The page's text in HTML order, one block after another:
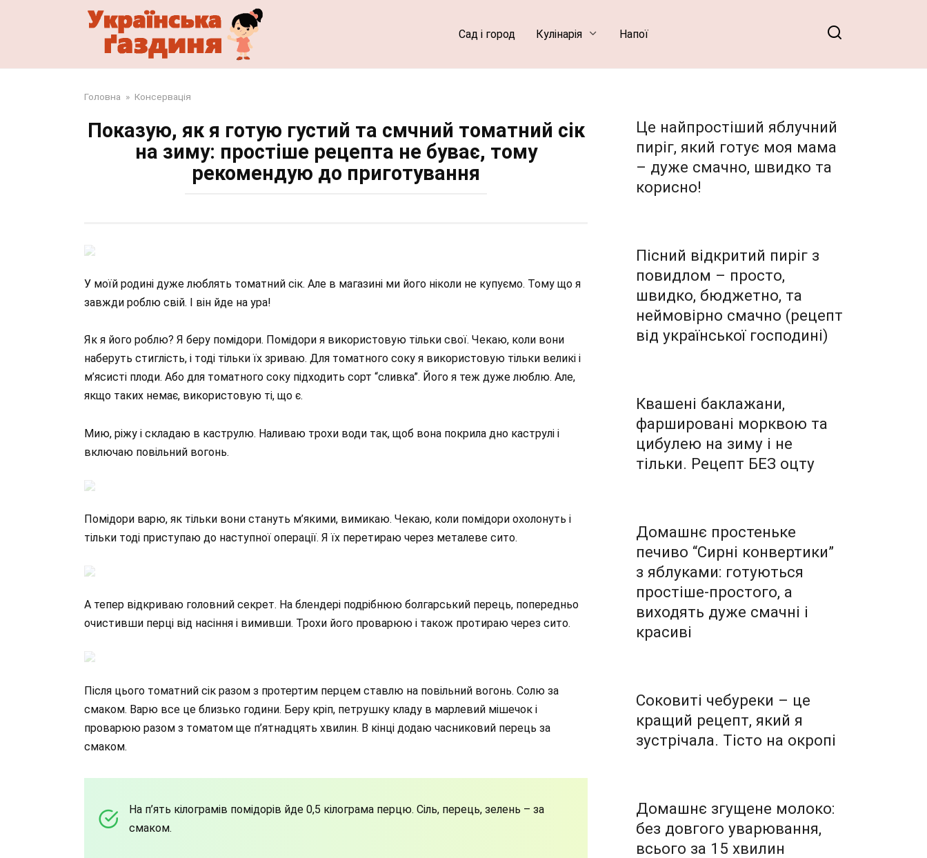
Сад і город Кулінарія Напої
Головна » Консервація
Показую, як я готую густий та смчний томатний сік
на зиму: простіше рецепта не буває, тому
рекомендую до приготування
У моїй родині дуже люблять томатний сік. Але в магазині ми його ніколи не купуємо. Тому що я
завжди роблю свій. І він йде на ура!
Як я його роблю? Я беру помідори. Помідори я використовую тільки свої. Чекаю, коли вони
наберуть стиглість, і тоді тільки їх зриваю. Для томатного соку я використовую тільки великі і
м’ясисті плоди. Або для томатного соку підходить сорт “сливка”. Його я теж дуже люблю. Але,
якщо таких немає, використовую ті, що є.
Мию, ріжу і складаю в каструлю. Наливаю трохи води так, щоб вона покрила дно каструлі і
включаю повільний вогонь.
Помідори варю, як тільки вони стануть м’якими, вимикаю. Чекаю, коли помідори охолонуть і
тільки тоді приступаю до наступної операції. Я їх перетираю через металеве сито.
А тепер відкриваю головний секрет. На блендері подрібнюю болгарський перець, попередньо
очистивши перці від насіння і вимивши. Трохи його проварюю і також протираю через сито.
Після цього томатний сік разом з протертим перцем ставлю на повільний вогонь. Солю за
смаком. Варю все це близько години. Беру кріп, петрушку кладу в марлевий мішечок і
проварюю разом з томатом ще п’ятнадцять хвилин. В кінці додаю часниковий перець за
смаком.
На п’ять кілограмів помідорів йде 0,5 кілограма перцю. Сіль, перець, зелень – за
смаком.
Це найпростіший яблучний
пиріг, який готує моя мама
– дуже смачно, швидко та
корисно!
Пісний відкритий пиріг з
повидлом – просто,
швидко, бюджетно, та
неймовірно смачно (рецепт
від української господині)
Квашені баклажани,
фаршировані морквою та
цибулею на зиму і не
тільки. Рецепт БЕЗ оцту
Домашнє простеньке
печиво “Сирні конвертики”
з яблуками: готуються
простіше-простого, а
виходять дуже смачні і
красиві
Соковиті чебуреки – це
кращий рецепт, який я
зустрічала. Тісто на окропі
Домашнє згущене молоко:
без довгого уварювання,
всього за 15 хвилин